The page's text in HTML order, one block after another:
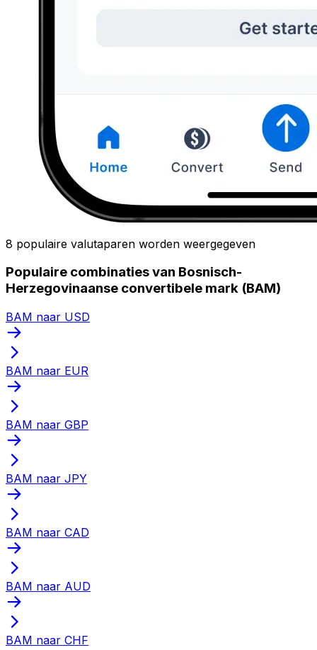
8 populaire valutaparen worden weergegeven
Populaire combinaties van Bosnisch-
Herzegovinaanse convertibele mark (BAM)
BAM naar USD
BAM naar EUR
BAM naar GBP
BAM naar JPY
BAM naar CAD
BAM naar AUD
BAM naar CHF